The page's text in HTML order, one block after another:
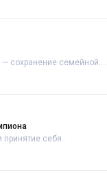
— сохранение семейной....
принятие себя..